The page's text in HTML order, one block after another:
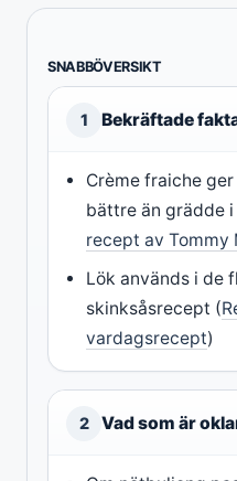
SNABBÖVERSIKT
1 Bekräftade
Crème fraiche
bättre än grädde i
recept av Tommy
Lök används i de
skinksåsrecept (
vardagsrecept)
2 Vad som är